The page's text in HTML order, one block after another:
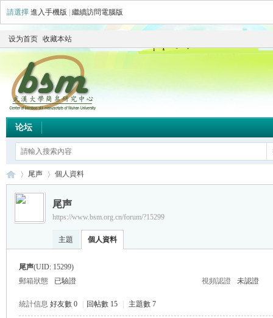
請選擇 進入手機版 繼續訪問電腦版
设为首页 收藏本站
论坛
›
尾声
›
個人資料
尾声
https://www.bsm.org.cn/forum/?15299
主題 個人資料
尾声(UID: 15299)
郵箱狀態
已驗證 視頻認證 未認證
統計信息 好友數 0 回帖數 15 主題數 7